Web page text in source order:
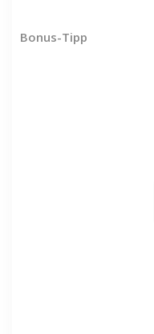
Bonus-Tipp